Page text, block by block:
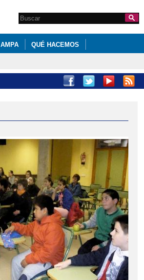
Formulario de
búsqueda
Search this site
AMPA QUÉ HACEMOS